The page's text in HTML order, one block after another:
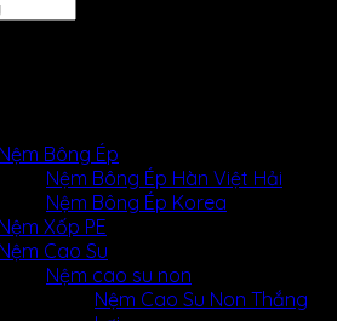
Nệm Bông Ép
Nệm Bông Ép Hàn Việt Hải
Nệm Bông Ép Korea
Nệm Xốp PE
Nệm Cao Su
Nệm cao su non
Nệm Cao Su Non Thắng